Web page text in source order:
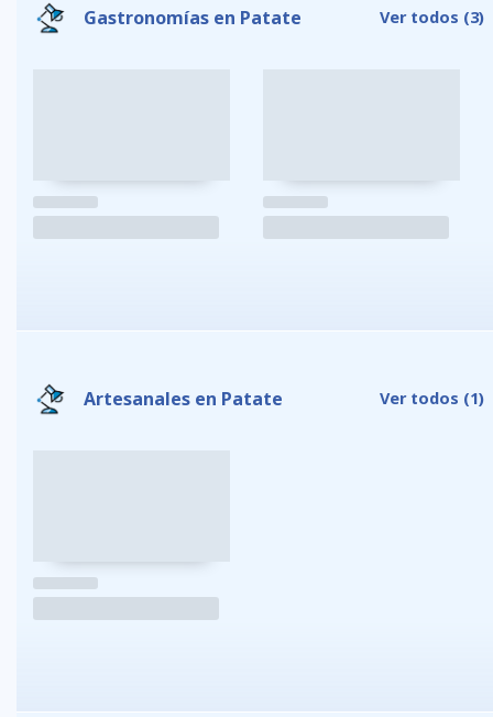
Gastronomías en Patate Ver todos (3)
Artesanales en Patate Ver todos (1)